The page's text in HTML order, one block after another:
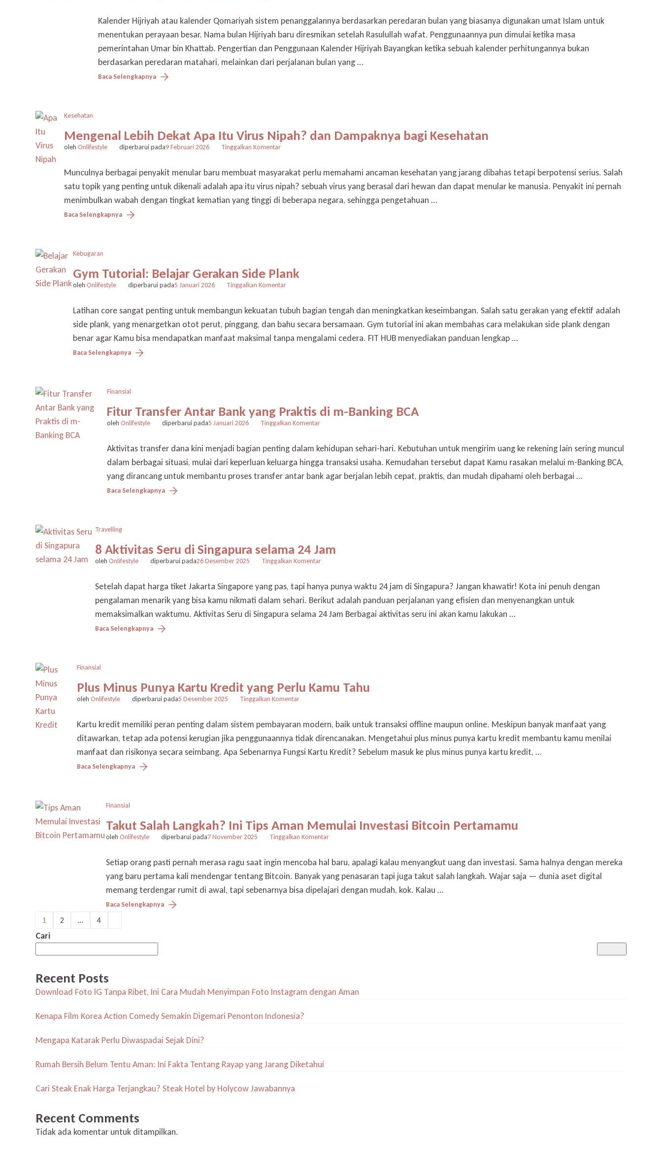
Bulan
Hijriyah
dan
Maknanya
Bagi
Bulan
Kalender Hijriyah atau kalender Qomariyah sistem penanggalannya berdasarkan peredaran bulan yang biasanya digunakan umat Islam untuk
menentukan perayaan besar. Nama bulan Hijriyah baru diresmikan setelah Rasulullah wafat. Penggunaannya pun dimulai ketika masa
pemerintahan Umar bin Khattab. Pengertian dan Penggunaan Kalender Hijriyah Bayangkan ketika sebuah kalender perhitungannya bukan
berdasarkan peredaran matahari, melainkan dari perjalanan bulan yang …
Baca Selengkapnya
Kesehatan
Mengenal Lebih Dekat Apa Itu Virus Nipah? dan Dampaknya bagi Kesehatan
olehOnlifestyle diperbarui pada9 Februari 2026 Tinggalkan Komentarpada
Dekat
Apa
Itu
Virus
Munculnya berbagai penyakit menular baru membuat masyarakat perlu memahami ancaman kesehatan yang jarang dibahas tetapi berpotensi serius. Salah
satu topik yang penting untuk dikenali adalah apa itu virus nipah? sebuah virus yang berasal dari hewan dan dapat menular ke manusia. Penyakit ini pernah
menimbulkan wabah dengan tingkat kematian yang tinggi di beberapa negara, sehingga pengetahuan …
Baca Selengkapnya
Kebugaran
Gym Tutorial: Belajar Gerakan Side Plank
oleh Onlifestyle diperbarui pada5 Januari 2026 Tinggalkan Komentarpada
Belajar
Gerakan
Plank
Latihan core sangat penting untuk membangun kekuatan tubuh bagian tengah dan meningkatkan keseimbangan. Salah satu gerakan yang efektif adalah
side plank, yang menargetkan otot perut, pinggang, dan bahu secara bersamaan. Gym tutorial ini akan membahas cara melakukan side plank dengan
benar agar Kamu bisa mendapatkan manfaat maksimal tanpa mengalami cedera. FIT HUB menyediakan panduan lengkap …
Baca Selengkapnya
Finansial
Fitur Transfer Antar Bank yang Praktis di m-Banking BCA
olehOnlifestyle diperbarui pada5 Januari 2026 Tinggalkan Komentarpada
Antar
Bank
yang
Praktis
Aktivitas transfer dana kini menjadi bagian penting dalam kehidupan sehari-hari. Kebutuhan untuk mengirim uang ke rekening lain sering muncul
dalam berbagai situasi, mulai dari keperluan keluarga hingga transaksi usaha. Kemudahan tersebut dapat Kamu rasakan melalui m-Banking BCA,
yang dirancang untuk membantu proses transfer antar bank agar berjalan lebih cepat, praktis, dan mudah dipahami oleh berbagai …
Baca Selengkapnya
Travelling
8 Aktivitas Seru di Singapura selama 24 Jam
oleh Onlifestyle diperbarui pada26 Desember 2025 Tinggalkan Komentarpada
Seru
di
Singapura
selama
Setelah dapat harga tiket Jakarta Singapore yang pas, tapi hanya punya waktu 24 jam di Singapura? Jangan khawatir! Kota ini penuh dengan
pengalaman menarik yang bisa kamu nikmati dalam sehari. Berikut adalah panduan perjalanan yang efisien dan menyenangkan untuk
memaksimalkan waktumu. Aktivitas Seru di Singapura selama 24 Jam Berbagai aktivitas seru ini akan kamu lakukan …
Baca Selengkapnya
Finansial
Plus Minus Punya Kartu Kredit yang Perlu Kamu Tahu
oleh Onlifestyle diperbarui pada5 Desember 2025 Tinggalkan Komentarpada
Punya
Kartu
Kredit
yang
Kartu kredit memiliki peran penting dalam sistem pembayaran modern, baik untuk transaksi offline maupun online. Meskipun banyak manfaat yang
ditawarkan, tetap ada potensi kerugian jika penggunaannya tidak direncanakan. Mengetahui plus minus punya kartu kredit membantu kamu menilai
manfaat dan risikonya secara seimbang. Apa Sebenarnya Fungsi Kartu Kredit? Sebelum masuk ke plus minus punya kartu kredit, …
Baca Selengkapnya
Finansial
Takut Salah Langkah? Ini Tips Aman Memulai Investasi Bitcoin Pertamamu
olehOnlifestyle diperbarui pada7 November 2025 Tinggalkan Komentarpada
Langkah?
Ini
Tips
Aman
Setiap orang pasti pernah merasa ragu saat ingin mencoba hal baru, apalagi kalau menyangkut uang dan investasi. Sama halnya dengan mereka
yang baru pertama kali mendengar tentang Bitcoin. Banyak yang penasaran tapi juga takut salah langkah. Wajar saja — dunia aset digital
memang terdengar rumit di awal, tapi sebenarnya bisa dipelajari dengan mudah, kok. Kalau …
Baca Selengkapnya
Paginasi
posHalaman
1
Halaman
2 …
Halaman
4
Cari
Recent Posts
Download Foto IG Tanpa Ribet, Ini Cara Mudah Menyimpan Foto Instagram dengan Aman
Kenapa Film Korea Action Comedy Semakin Digemari Penonton Indonesia?
Mengapa Katarak Perlu Diwaspadai Sejak Dini?
Rumah Bersih Belum Tentu Aman: Ini Fakta Tentang Rayap yang Jarang Diketahui
Cari Steak Enak Harga Terjangkau? Steak Hotel by Holycow Jawabannya
Recent Comments
Tidak ada komentar untuk ditampilkan.